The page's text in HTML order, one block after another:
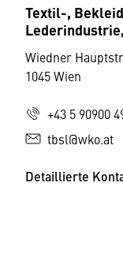
Textil-,
Wiedner
1045 Wien
+43 5 90900
tbsl@wko.at
Detaillierte